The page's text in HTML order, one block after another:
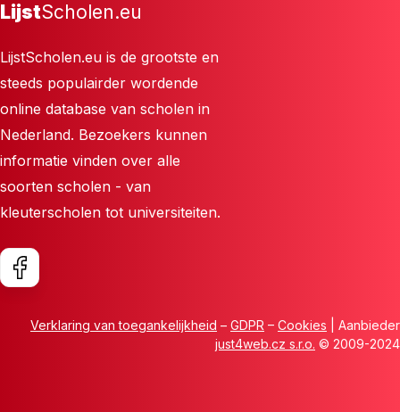
LijstScholen.eu
LijstScholen.eu is de grootste en
steeds populairder wordende
online database van scholen in
Nederland. Bezoekers kunnen
informatie vinden over alle
soorten scholen - van
kleuterscholen tot universiteiten.
Verklaring van toegankelijkheid – GDPR – Cookies | Aanbieder
just4web.cz s.r.o. © 2009-2024